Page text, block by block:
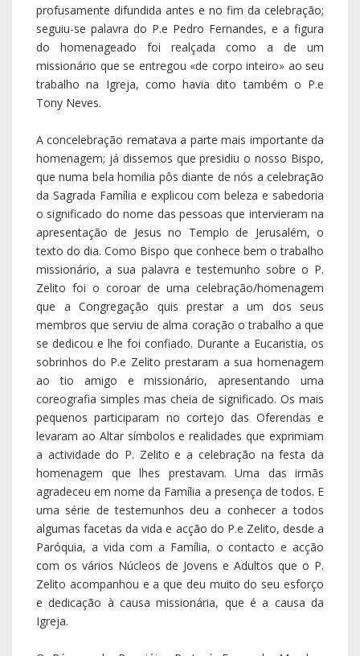
profusamente difundida antes e no fim da celebração;
seguiu-se palavra do P.e Pedro Fernandes, e a figura
do homenageado foi realçada como a de um
missionário que se entregou «de corpo inteiro» ao seu
trabalho na Igreja, como havia dito também o P.e
Tony Neves.
A concelebração rematava a parte mais importante da
homenagem; já dissemos que presidiu o nosso Bispo,
que numa bela homilia pôs diante de nós a celebração
da Sagrada Família e explicou com beleza e sabedoria
o significado do nome das pessoas que intervieram na
apresentação de Jesus no Templo de Jerusalém, o
texto do dia. Como Bispo que conhece bem o trabalho
missionário, a sua palavra e testemunho sobre o P.
Zelito foi o coroar de uma celebração/homenagem
que a Congregação quis prestar a um dos seus
membros que serviu de alma coração o trabalho a que
se dedicou e lhe foi confiado. Durante a Eucaristia, os
sobrinhos do P.e Zelito prestaram a sua homenagem
ao tio amigo e missionário, apresentando uma
coreografia simples mas cheia de significado. Os mais
pequenos participaram no cortejo das Oferendas e
levaram ao Altar símbolos e realidades que exprimiam
a actividade do P. Zelito e a celebração na festa da
homenagem que lhes prestavam. Uma das irmãs
agradeceu em nome da Família a presença de todos. E
uma série de testemunhos deu a conhecer a todos
algumas facetas da vida e acção do P.e Zelito, desde a
Paróquia, a vida com a Família, o contacto e acção
com os vários Núcleos de Jovens e Adultos que o P.
Zelito acompanhou e a que deu muito do seu esforço
e dedicação à causa missionária, que é a causa da
Igreja.